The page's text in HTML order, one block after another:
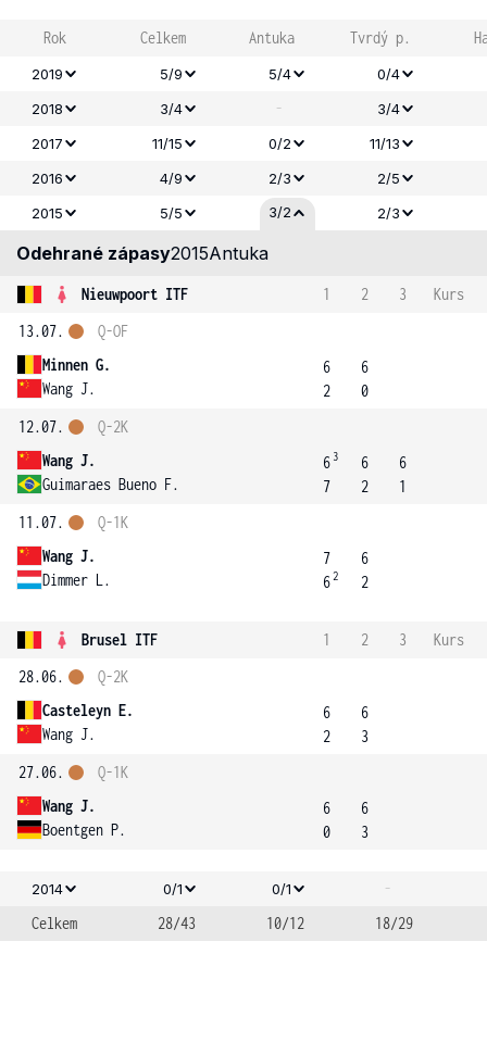
Rok Celkem Antuka Tvrdý p.
2019 5/9 5/4
0/4
2018
3/4 -
3/4
2017
11/15 0/2
11/13
2016
4/9 2/3
2/5
2015
5/5 3/2 2/3
Odehrané zápasy2015Antuka
Nieuwpoort ITF 1 2 3
Kurs
13.07.
Minnen G.
Wang J.
Q-OF
6
2
6
0
12.07.
Wang J.
Guimaraes Bueno F.
Q-2K
6 3
7
6
2
6
1
11.07.
Wang J.
Dimmer L.
Q-1K
7
62
6
2
Brusel ITF 1 2 3
Kurs
28.06.
Casteleyn E.
Wang J.
Q-2K
6
2
6
3
27.06.
Wang J.
Boentgen P.
Q-1K
6
0
6
3
2014 0/1 0/1
-
Celkem
28/43 10/12 18/29